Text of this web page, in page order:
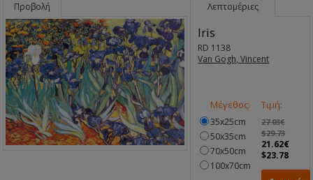
Προβολή Λεπτομέριες
Iris
RD 1138
Van Gogh, Vincent
Μέγεθος:
35x25cm
50x35cm
70x50cm
100x70cm
Τιμή:
27.03€
$29.73
21.62€
$23.78